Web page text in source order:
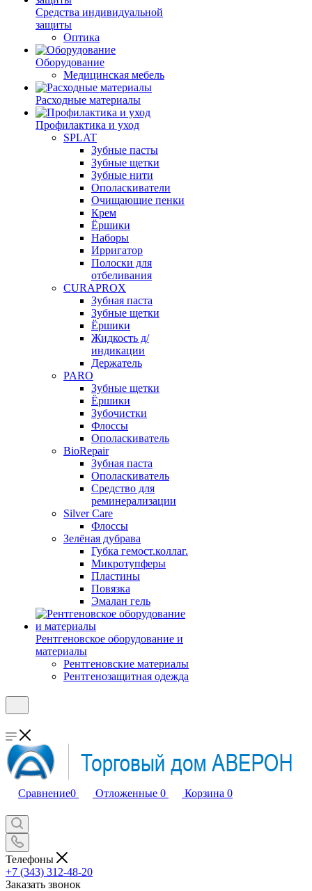
Средства индивидуальной
защиты
Оптика
Оборудование
Медицинская мебель
Расходные материалы
Профилактика и уход
SPLAT
Зубные пасты
Зубные щетки
Зубные нити
Ополаскиватели
Очищающие пенки
Крем
Ёршики
Наборы
Ирригатор
Полоски для
отбеливания
CURAPROX
Зубная паста
Зубные щетки
Ёршики
Жидкость д/
индикации
Держатель
PARO
Зубные щетки
Ёршики
Зубочистки
Флоссы
Ополаскиватель
BioRepair
Зубная паста
Ополаскиватель
Средство для
реминерализации
Silver Care
Флоссы
Зелёная дубрава
Губка гемост.коллаг.
Микротупферы
Пластины
Повязка
Эмалан гель
Рентгеновское оборудование и
материалы
Рентгеновские материалы
Рентгенозащитная одежда
Сравнение0 Отложенные 0 Корзина 0
Телефоны
+7 (343) 312-48-20
Заказать звонок